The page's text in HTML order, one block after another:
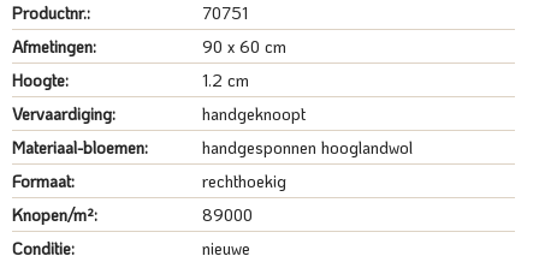
Productnr.:
70751
Afmetingen:
90 x 60 cm
Hoogte:
1.2 cm
Vervaardiging:
handgeknoopt
Materiaal-bloemen:
handgesponnen hooglandwol
Formaat:
rechthoekig
Knopen/m²:
89000
Conditie:
nieuwe